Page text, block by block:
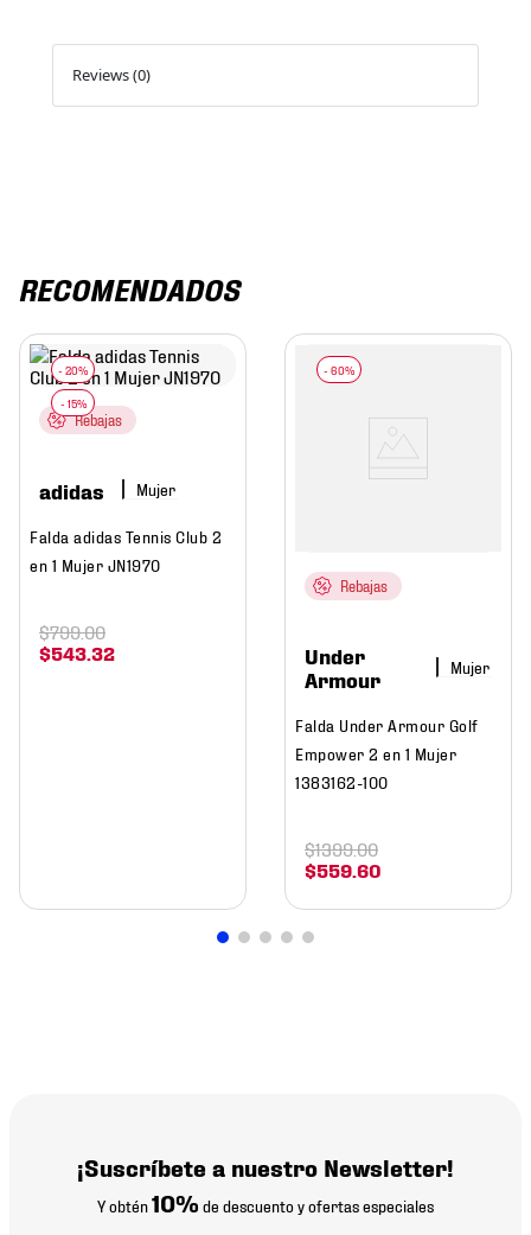
Reviews (0)
RECOMENDADOS
Rebajas
adidas Mujer
Falda adidas Tennis Club 2
en 1 Mujer JN1970
$543.32
$799.00
Rebajas
Under
Armour
Mujer
Falda Under Armour Golf
Empower 2 en 1 Mujer
1383162-100
$559.60
$1399.00
¡Suscríbete a nuestro Newsletter!
Y obtén10% de descuento y ofertas especiales